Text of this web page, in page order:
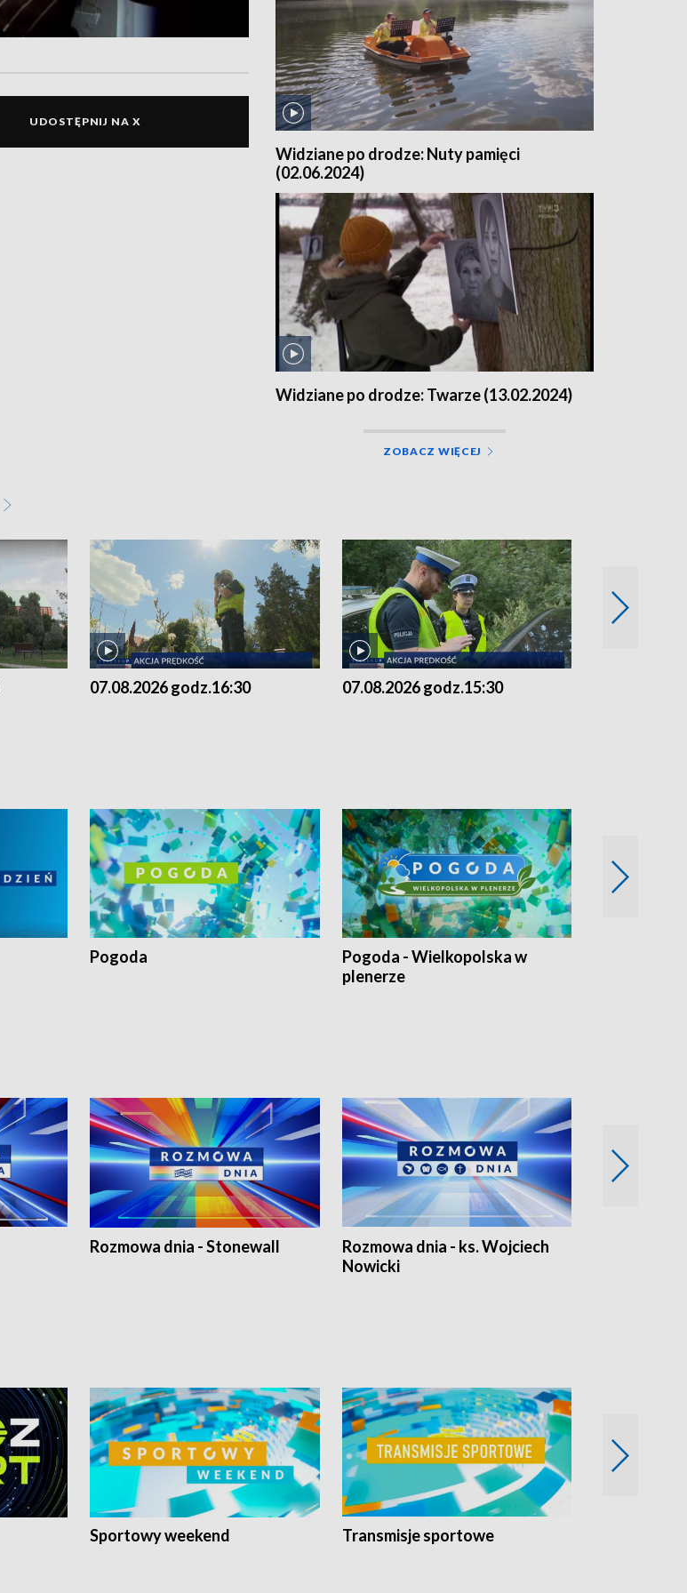
UDOSTĘPNIJ NA X
Widziane po drodze: Nuty pamięci
(02.06.2024)
Widziane po drodze: Twarze (13.02.2024)
ZOBACZ WIĘCEJ
07.08.2026 godz.16:30 07.08.2026 godz.15:30
Pogoda
Pogoda - Wielkopolska w
plenerze
Rozmowa dnia - Stonewall
Rozmowa dnia - ks. Wojciech
Nowicki
Sportowy weekend Transmisje sportowe